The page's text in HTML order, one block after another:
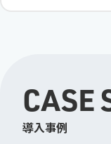
CASE
導入事例